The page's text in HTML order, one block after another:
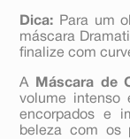
Dica: Para um
máscara
finalize com
A Máscara de
volume intenso
encorpados e
beleza com os